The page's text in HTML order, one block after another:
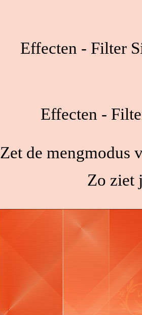
Effecten - Filter
Effecten -
Zet de mengmodus
Zo ziet